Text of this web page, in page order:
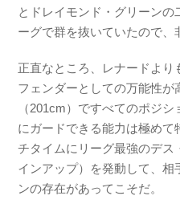
とドレイモンド・グリーンの
ーグで群を抜いていたので、
正直なところ、レナードより
フェンダーとしての万能性
（201cm）ですべてのポジ
にガードできる能力は極めて
チタイムにリーグ最強のデス
インアップ）を発動して、
ンの存在があってこそだ。